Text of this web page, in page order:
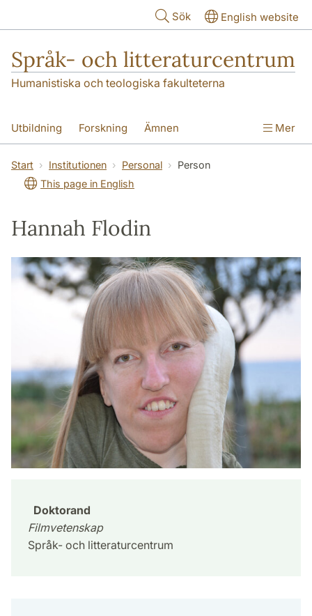
Sök English website
Språk- och litteraturcentrum
Humanistiska och teologiska fakulteterna
Utbildning Forskning Ämnen
SOL-husen Kontakt Institutionen
översättning till svenska
Mer
Start Institutionen Personal
Person
This page in English
Hannah Flodin
Doktorand
Filmvetenskap
Språk- och litteraturcentrum